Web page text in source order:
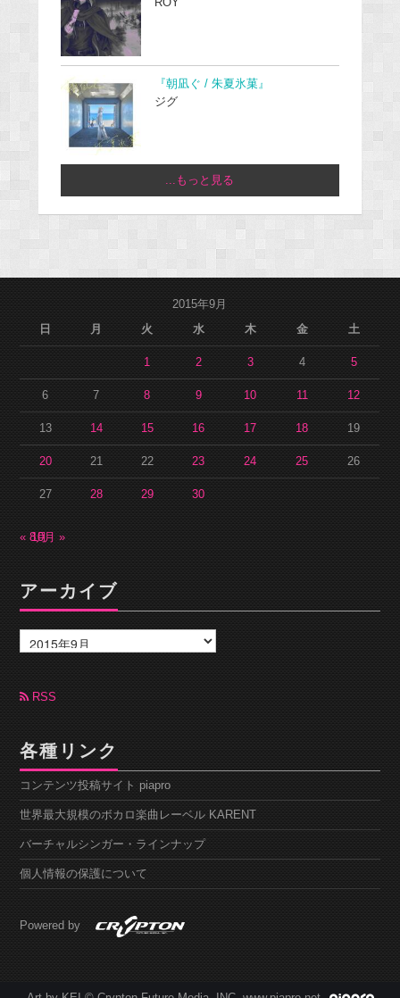
ROY
『朝凪ぐ / 朱夏氷菓』
ジグ
...もっと見る
2015年9月
日
月 火 水 木 金 土
1 2 3 4 5
6 7 8 9 10 11 12
13 14 15 16 17 18 19
20 21 22 23 24 25 26
27 28 29 30
« 8月
10月 »
アーカイブ
ー
カ
ブRSS
各種リンク
コンテンツ投稿サイト piapro
世界最大規模のボカロ楽曲レーベル KARENT
バーチャルシンガー・ラインナップ
個人情報の保護について
Powered by